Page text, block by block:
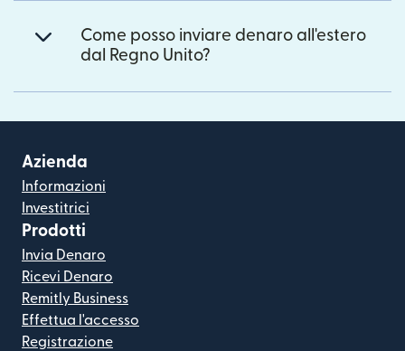
Come posso inviare denaro all'estero
dal Regno Unito?
Azienda
Informazioni
Investitrici
Prodotti
Invia Denaro
Ricevi Denaro
Remitly Business
Effettua l'accesso
Registrazione